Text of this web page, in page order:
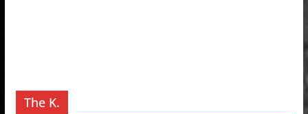
The K.